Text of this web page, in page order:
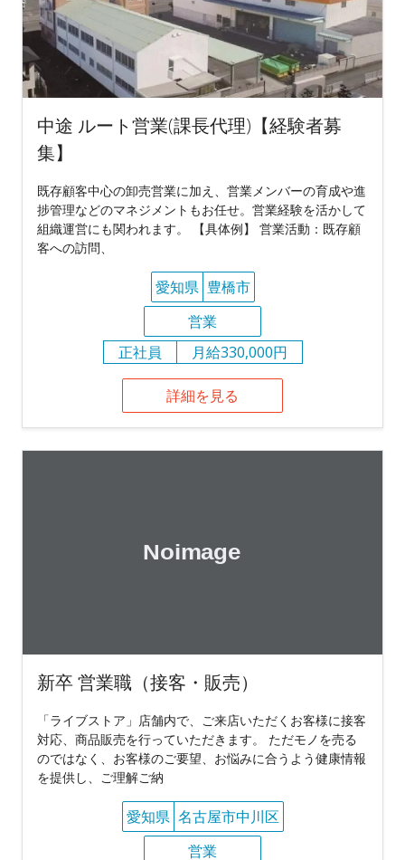
中途 ルート営業(課長代理)【経験者募
集】
既存顧客中心の卸売営業に加え、営業メンバーの育成や進
捗管理などのマネジメントもお任せ。営業経験を活かして
組織運営にも関われます。 【具体例】 営業活動：既存顧
客への訪問、
愛知県 豊橋市
営業
正社員
月給330,000円
詳細を見る
新卒 営業職（接客・販売）
「ライブストア」店舗内で、ご来店いただくお客様に接客
対応、商品販売を行っていただきます。 ただモノを売る
のではなく、お客様のご要望、お悩みに合うよう健康情報
を提供し、ご理解ご納
愛知県 名古屋市中川区
営業